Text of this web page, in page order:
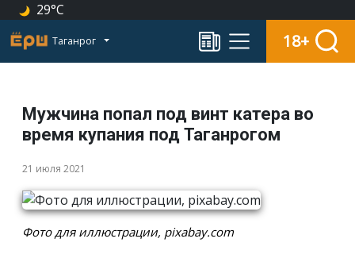
29°C
Таганрог 18+
Мужчина попал под винт катера во
время купания под Таганрогом
21 июля 2021
Фото для иллюстрации, pixabay.com